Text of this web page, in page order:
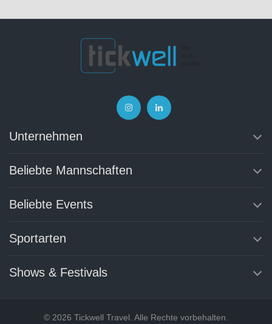
Unternehmen
Beliebte Mannschaften
Beliebte Events
Sportarten
Shows & Festivals
© 2026 Tickwell Travel. Alle Rechte vorbehalten.